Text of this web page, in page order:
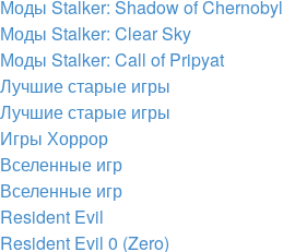
Моды Stalker: Shadow of Chernobyl
Моды Stalker: Clear Sky
Моды Stalker: Call of Pripyat
Лучшие старые игры
Лучшие старые игры
Игры Хоррор
Вселенные игр
Вселенные игр
Resident Evil
Resident Evil 0 (Zero)